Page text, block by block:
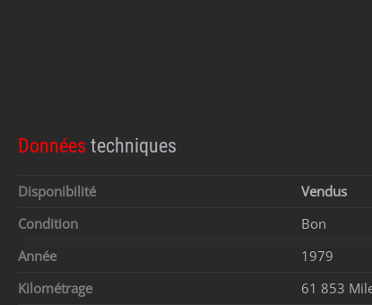
Données techniques
Disponibilité
Vendus
Condition
Bon
Année
1979
Kilométrage
61 853